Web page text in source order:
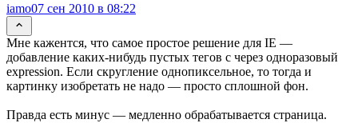
iamo07 сен 2010 в 08:22
Мне кажентся, что самое простое решение для IE —
добавление каких-нибудь пустых тегов с через одноразовый
expression. Если скругление однопиксельное, то тогда и
картинку изобретать не надо — просто сплошной фон.
Правда есть минус — медленно обрабатывается страница.